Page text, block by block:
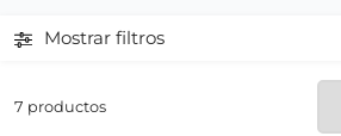
Mostrar filtros
7 productos